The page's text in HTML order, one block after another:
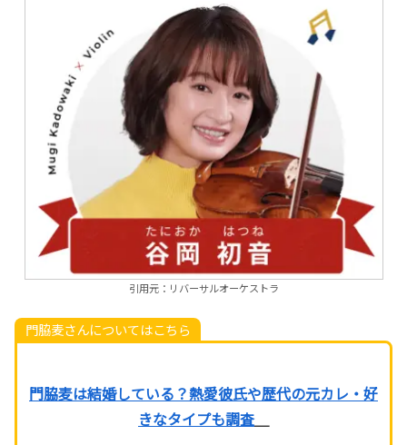
引用元：リバーサルオーケストラ
門脇麦さんについてはこちら
門脇麦は結婚している？熱愛彼氏や歴代の元カレ・好
きなタイプも調査＿